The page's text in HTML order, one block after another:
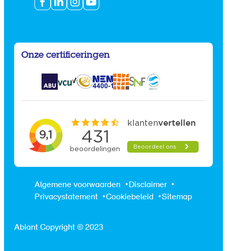
Onze certificeringen
Algemene voorwaarden
Disclaimer
Privacystatement
Cookiebeleid Sitemap
Abiant Copyright © 2023